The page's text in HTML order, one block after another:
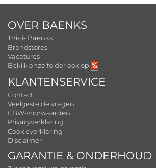
OVER BAENKS
This is Baenks
Brandstores
Vacatures
Bekijk onze folder ook op
KLANTENSERVICE
Contact
Veelgestelde vragen
CBW-voorwaarden
Privacyverklaring
Cookieverklaring
Disclaimer
GARANTIE & ONDERHOUD